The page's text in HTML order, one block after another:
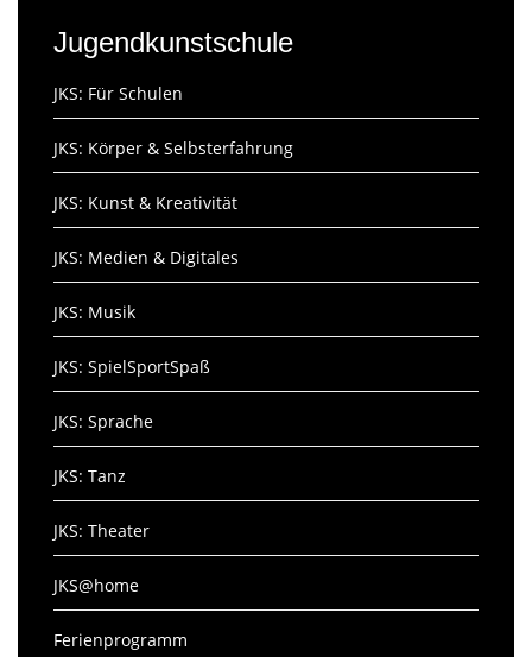
Jugendkunstschule
JKS: Für Schulen
JKS: Körper & Selbsterfahrung
JKS: Kunst & Kreativität
JKS: Medien & Digitales
JKS: Musik
JKS: SpielSportSpaß
JKS: Sprache
JKS: Tanz
JKS: Theater
JKS@home
Ferienprogramm